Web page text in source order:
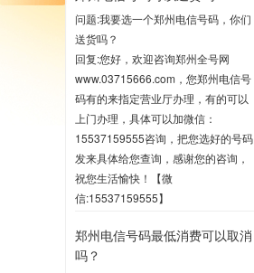
问题:我要选一个郑州电信号码，你们
送货吗？
回复:您好，欢迎咨询郑州全号网
www.03715666.com，您郑州电信号
码有的来指定营业厅办理，有的可以
上门办理，具体可以加微信：
15537159555咨询，把您选好的号码
发来具体给您查询，感谢您的咨询，
祝您生活愉快！【微
信:15537159555】
郑州电信号码最低消费可以取消
吗？